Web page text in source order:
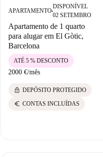
APARTAMENTO■
DISPONÍVEL
02 SETEMBRO
Apartamento de 1 quarto
para alugar em El Gòtic,
Barcelona
2000 €/mês
ATÉ 5 % DESCONTO
lock DEPÓSITO PROTEGIDO
euro CONTAS INCLUÍDAS